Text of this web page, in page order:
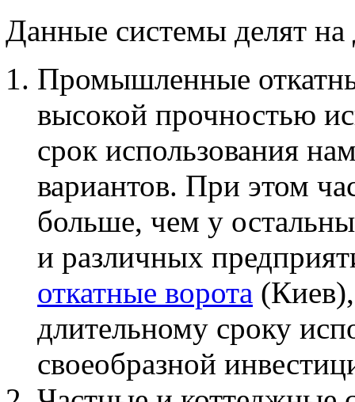
Данные системы делят на
Промышленные
высокой прочностью
срок использования
вариантов. При этом
больше, чем у
и различных
откатные ворота
длительному сроку
своеобразной